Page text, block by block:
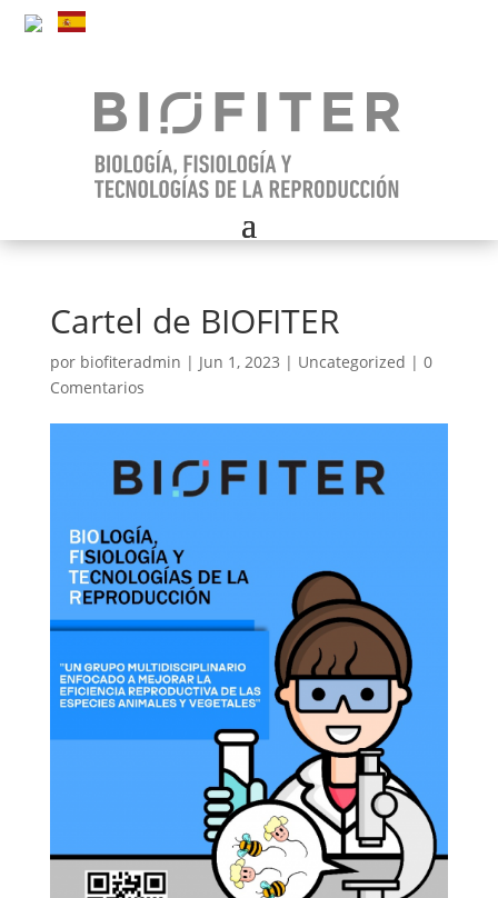
Cartel de BIOFITER
por biofiteradmin | Jun 1, 2023 | Uncategorized | 0
Comentarios